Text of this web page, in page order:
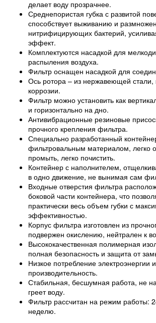
делает воду прозрачнее.
Среднепористая губка с развитой
способствует выживанию и
нитрифицирующих бактерий,
эффект.
Комплектуются насадкой для
распыления воздуха.
Фильтр оснащен насадкой для
Ось ротора – из нержавеющей стали,
коррозии.
Фильтр можно установить как
и горизонтально на дно.
Антивибрационные резиновые
прочного крепления фильтра.
Специально разработанный
фильтровальным материалом, легко
промыть, легко почистить.
Контейнер с наполнителем,
в одно движение, не вынимая сам
Входные отверстия фильтра
боковой части контейнера, что
практически весь объем губки с
эффективностью.
Корпус фильтра изготовлен из
подвержен окислению, нейтрален к
Высококачественная полимерная
полная безопасность и защита от
Низкое потребление электроэнергии
производительность.
Стабильная, бесшумная работа, не
греет воду.
Фильтр рассчитан на режим работы:
неделю.